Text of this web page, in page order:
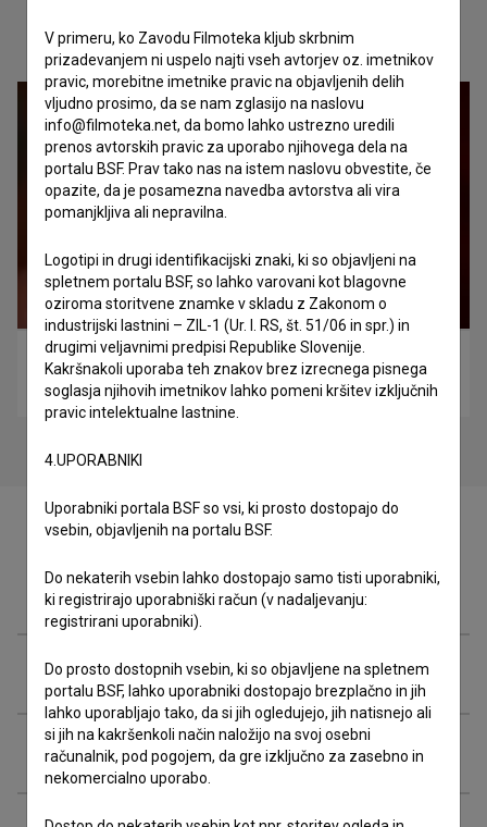
Oglejte si
Roke: Triptih (2022)
kreativni, poetični, razlagalni, umetniški
Ekipa
Organizacije
Projekcije
V primeru, ko Zavodu Filmoteka kljub skrbnim
prizadevanjem ni uspelo najti vseh avtorjev oz. imetnikov
pravic, morebitne imetnike pravic na objavljenih delih
vljudno prosimo, da se nam zglasijo na naslovu
info@filmoteka.net, da bomo lahko ustrezno uredili
prenos avtorskih pravic za uporabo njihovega dela na
portalu BSF. Prav tako nas na istem naslovu obvestite, če
opazite, da je posamezna navedba avtorstva ali vira
pomanjkljiva ali nepravilna.
Logotipi in drugi identifikacijski znaki, ki so objavljeni na
spletnem portalu BSF, so lahko varovani kot blagovne
oziroma storitvene znamke v skladu z Zakonom o
industrijski lastnini – ZIL-1 (Ur. l. RS, št. 51/06 in spr.) in
drugimi veljavnimi predpisi Republike Slovenije.
Kakršnakoli uporaba teh znakov brez izrecnega pisnega
soglasja njihovih imetnikov lahko pomeni kršitev izključnih
pravic intelektualne lastnine.
4.UPORABNIKI
Uporabniki portala BSF so vsi, ki prosto dostopajo do
vsebin, objavljenih na portalu BSF.
Do nekaterih vsebin lahko dostopajo samo tisti uporabniki,
ki registrirajo uporabniški račun (v nadaljevanju:
registrirani uporabniki).
Do prosto dostopnih vsebin, ki so objavljene na spletnem
portalu BSF, lahko uporabniki dostopajo brezplačno in jih
lahko uporabljajo tako, da si jih ogledujejo, jih natisnejo ali
si jih na kakršenkoli način naložijo na svoj osebni
računalnik, pod pogojem, da gre izključno za zasebno in
nekomercialno uporabo.